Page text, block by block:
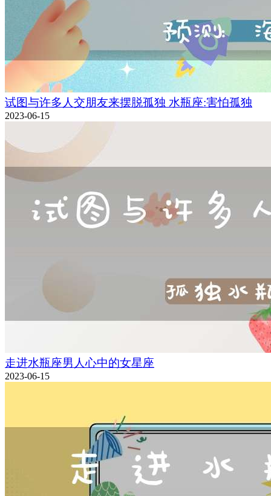
试图与许多人交朋友来摆脱孤独 水瓶座:害怕孤独
2023-06-15
走进水瓶座男人心中的女星座
2023-06-15